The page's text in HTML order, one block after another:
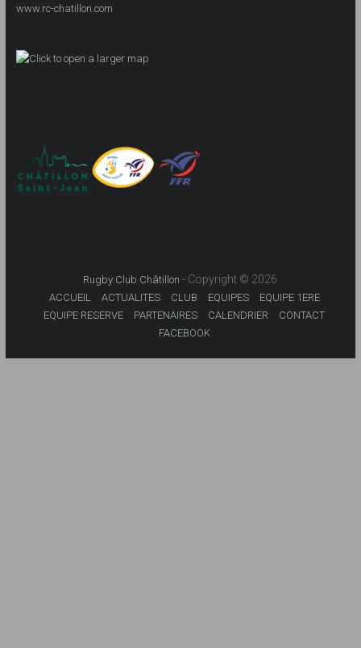
www.rc-chatillon.com
Rugby Club Châtillon - Copyright © 2026
ACCUEIL ACTUALITES CLUB EQUIPES
EQUIPE 1ERE
EQUIPE RESERVE
PARTENAIRES CALENDRIER
CONTACT
FACEBOOK